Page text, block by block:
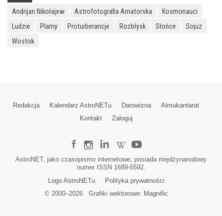
Andrijan Nikołajew Astrofotografia Amatorska
Kosmonauci
Ludzie
Plamy Proturberancje Rozbłysk Słońce
Sojuz
Wostok
Redakcja Kalendarz AstroNETu Darowizna
Almukantarat
Kontakt
Zaloguj
AstroNET, jako czasopismo internetowe, posiada międzynarodowy
numer ISSN 1689-5592.
Logo AstroNETu
Polityka prywatności
© 2000–2026Grafiki wektorowe: Magnific